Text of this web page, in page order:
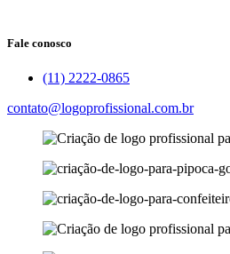
Fale conosco
(11) 2222-0865
contato@logoprofissional.com.br